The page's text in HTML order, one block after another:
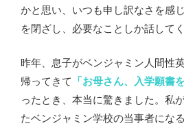
かと思い、いつも申し訳なさを感
を閉ざし、必要なことしか話して
昨年、息子がベンジャミン人間性
帰ってきて 「お母さん、入学願書
ったとき、本当に驚きました。私
たベンジャミン学校の当事者にな